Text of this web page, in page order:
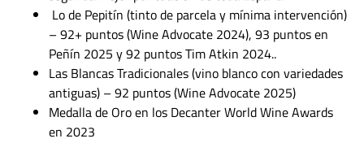
Lo de Pepitín (tinto de parcela y mínima intervención)
– 92+ puntos (Wine Advocate 2024), 93 puntos en
Peñín 2025 y 92 puntos Tim Atkin 2024..
Las Blancas Tradicionales (vino blanco con variedades
antiguas) – 92 puntos (Wine Advocate 2025)
Medalla de Oro en los Decanter World Wine Awards
en 2023